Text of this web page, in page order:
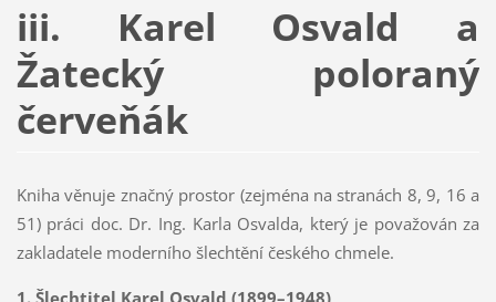
iii. Karel Osvald a
Žatecký poloraný
červeňák
Kniha věnuje značný prostor (zejména na stranách 8, 9, 16 a
51) práci doc. Dr. Ing. Karla Osvalda, který je považován za
zakladatele moderního šlechtění českého chmele.
1. Šlechtitel Karel Osvald (1899–1948)